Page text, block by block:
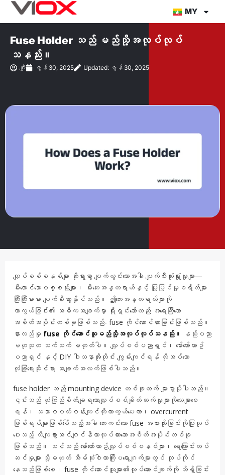
အကြောင်းအရာ
MY
Fuse Holder သည် မည်သို့အလုပ်လုပ်
သနည်း။
ဂျိုး ဇွန် 30, 2025 Updated: ဇွန် 30, 2025
လျှပ်စစ်စနစ်များ ဆိုးရွားစွာ ပျက်ယွင်းသောအခါ ပျက်စီးဆုံးရှုံးမှုများ—
မီးလောင်သောပစ္စည်းများ၊ မီးဘေးအန္တရာယ်နှင့် ပြုပြင်မှုစရိတ်များ
ကြီးကြီးမားမား ပျက်စီးသွားနိုင်သည်။ ဤဘေးအန္တရာယ်များကို
ကာကွယ်ခြင်း၏ အဓိကအချက်မှာ ရိုးရှင်းသော်လည်း အရေးကြီးသော
အစိတ်အပိုင်းတစ်ခုဖြစ်သည်- fuse ကိုင်ဆောင်ထားခြင်းဖြစ်သည်။
နားလည်မှု fuse ကိုင်ဆောင်သူမည်သို့အလုပ်လုပ်သနည်း။
နည်းပညာ
ဗဟုသုတ သက်သက် မဟုတ်ပါ။ လျှပ်စစ်ပညာရှင်၊ မော်တော်ယာဥ်
ပညာရှင် နှင့် DIY ဝါသနာအိုးတိုင်း ကျွမ်းကျင်ရန် လိုအပ်သော
လုံခြုံရေးဆိုင်ရာ အချက်အလက်ဖြစ်ပါသည်။
fuse holder သည် mounting device တစ်ခုထက် များစွာပိုပါသည်။
၎င်းသည် ယုံကြည်စိတ်ချရသောလျှပ်စစ်ချိတ်ဆက်မှုများကိုသေချာစေ
ရန်၊ သဘာဝပတ်ဝန်းကျင်ကိုကာကွယ်ပေးကာ၊ overcurrent
ဖြစ်ရပ်များဖြစ်ပေါ်သည့်အခါ ဘေးကင်းသော fuse အစားထိုးခြင်းကိုပြုလုပ်
ပေးသည့် တိကျစွာအင်ဂျင်နီယာလုပ်ထားသောအစိတ်အပိုင်းတစ်ခု
ဖြစ်သည်။ သင်သည် မော်တော်ယာဥ်လျှပ်စစ်စနစ်များ၊ ရေကြောင်းတပ်
ဆင်မှုများ သို့မဟုတ် အိမ်သုံးဝါယာကြိုးပရောဂျက်များတွင် လုပ်ကိုင်
နေသည်ဖြစ်စေ၊ fuse ကိုင်ဆောင်သူများ၏လုပ်ဆောင်ချက်ကို သိရှိခြင်း